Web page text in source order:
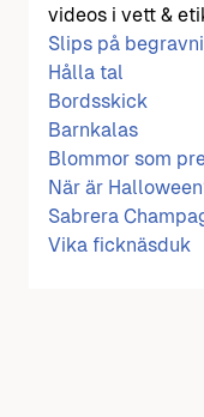
videos i vett &
Slips på
Hålla tal
Bordsskick
Barnkalas
Blommor som
När är
Sabrera
Vika ficknäsduk